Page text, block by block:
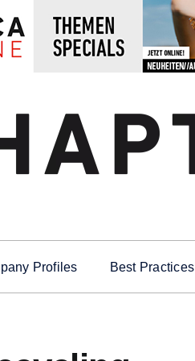
Profiles Best Practices